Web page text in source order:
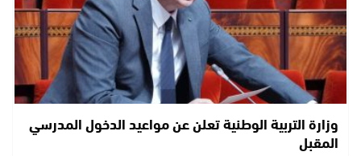
وزارة التربية الوطنية تعلن عن مواعيد الدخول المدرسي
المقبل